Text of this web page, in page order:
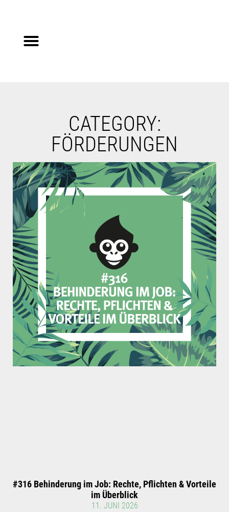
CATEGORY:
FÖRDERUNGEN
#316 Behinderung im Job: Rechte, Pflichten & Vorteile
im Überblick
11. JUNI 2026